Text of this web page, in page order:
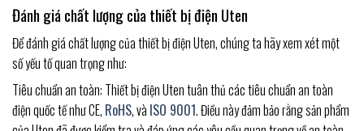
Đánh giá chất lượng của thiết bị điện Uten
Để đánh giá chất lượng của thiết bị điện Uten, chúng ta hãy xem xét một
số yếu tố quan trọng như:
Tiêu chuẩn an toàn: Thiết bị điện Uten tuân thủ các tiêu chuẩn an toàn
điện quốc tế như CE, RoHS, và ISO 9001. Điều này đảm bảo rằng sản phẩm